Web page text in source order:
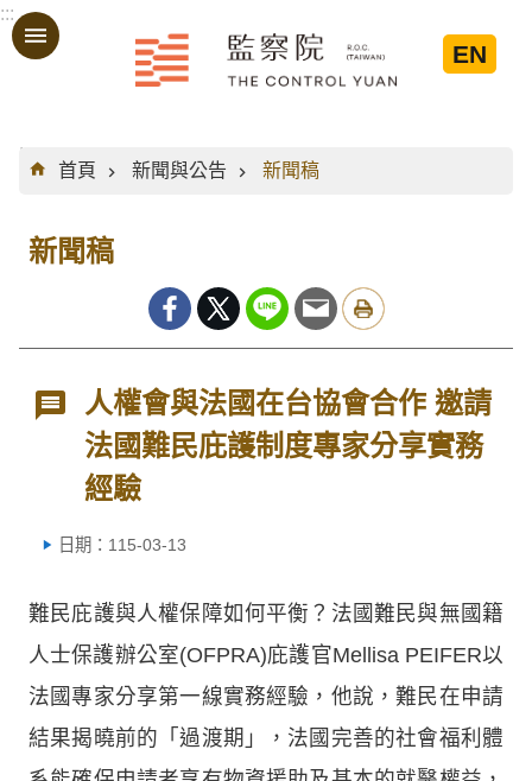
跳到主要內容區塊
:::
EN
:::
首頁
新聞與公告 新聞稿
新聞稿
人權會與法國在台協會合作 邀請
法國難民庇護制度專家分享實務
經驗
日期：115-03-13
難民庇護與人權保障如何平衡？法國難民與無國籍
人士保護辦公室(OFPRA)庇護官Mellisa PEIFER以
法國專家分享第一線實務經驗，他說，難民在申請
結果揭曉前的「過渡期」，法國完善的社會福利體